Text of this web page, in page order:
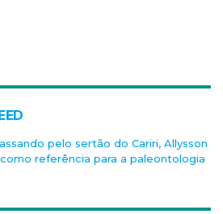
pelo sertão do Cariri, Allysson
referência para a paleontologia